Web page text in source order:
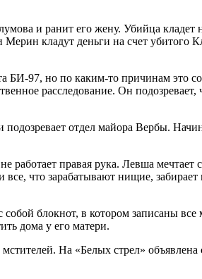
и ранит его жену. Убийца кладет
кладут деньги на счет убитого
97, но по каким-то причинам это
расследование. Он подозревает,
отдел майора Вербы.
правая рука. Левша мечтает
что зарабатывают нищие, забирает
блокнот, в котором записаны все
дома у его матери.
На «Белых стрел» объявлена